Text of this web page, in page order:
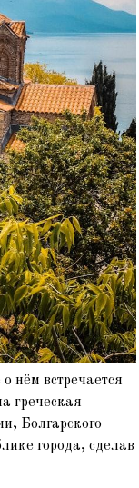
нём встречается
греческая
Болгарского
города, сделав